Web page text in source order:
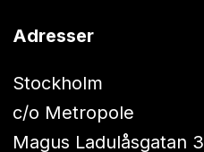
Adresser
Stockholm
c/o Metropole
Magus Ladulåsgatan 3